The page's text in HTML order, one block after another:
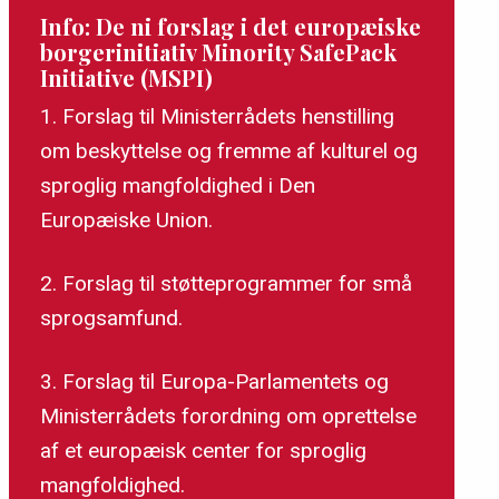
Europa?
Formand for Folketingets
Europaudvalg: "Vi skal have
en EU-kommissær for
mindretal"
Udenrigsministeren lover
støtte til Europas mindretal
FUEN President: “We were not
able to tear down this wall”
Info: De ni forslag i det europæiske
borgerinitiativ Minority SafePack
Initiative (MSPI)
1. Forslag til Ministerrådets henstilling
om beskyttelse og fremme af kulturel og
sproglig mangfoldighed i Den
Europæiske Union.
2. Forslag til støtteprogrammer for små
sprogsamfund.
3. Forslag til Europa-Parlamentets og
Ministerrådets forordning om oprettelse
af et europæisk center for sproglig
mangfoldighed.